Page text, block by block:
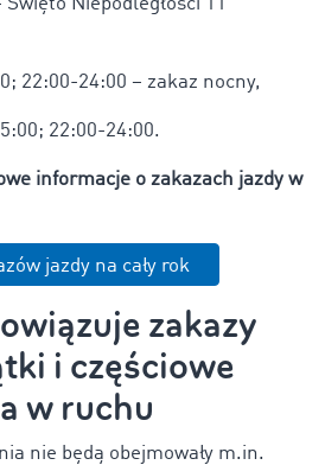
Niepodległości 11
22:00-24:00 – zakaz nocny,
22:00-24:00.
informacje o zakazach jazdy w
jazdy na cały rok
zakazy
i częściowe
w ruchu
nie będą obejmowały m.in.